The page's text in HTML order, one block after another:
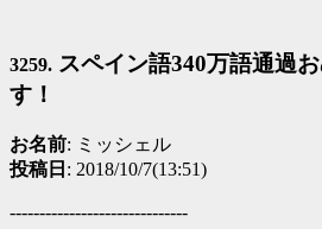
3259. スペイン語340万語通過
す！
お名前: ミッシェル
投稿日 : 2018/10/7(13:51)
------------------------------